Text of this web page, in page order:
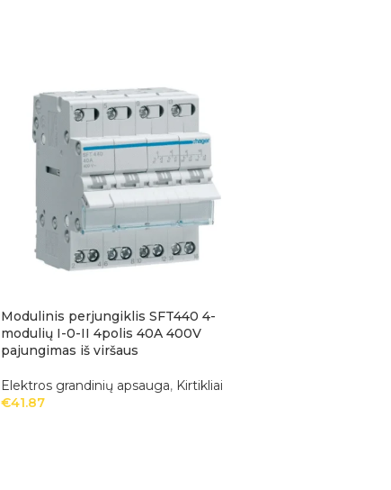
Modulinis perjungiklis SFT440 4-
modulių I-0-II 4polis 40A 400V
pajungimas iš viršaus
Elektros grandinių apsauga, Kirtikliai
€41.87